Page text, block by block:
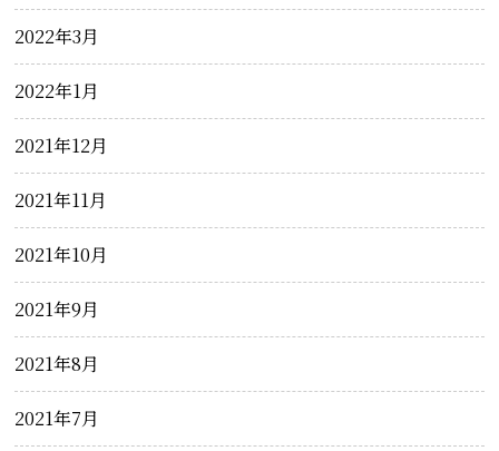
2022年3月
2022年1月
2021年12月
2021年11月
2021年10月
2021年9月
2021年8月
2021年7月